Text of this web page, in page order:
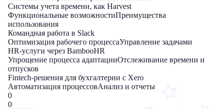
Системы учета времени, как Harvest
Функциональные возможностиПреимущества
использования
Командная работа в Slack
Оптимизация рабочего процессаУправление задачами
HR-услуги через BambooHR
Упрощение процесса адаптацииОтслеживание времени и
отпусков
Fintech-решения для бухгалтерии с Xero
Автоматизация процессовАнализ и отчеты
0
0